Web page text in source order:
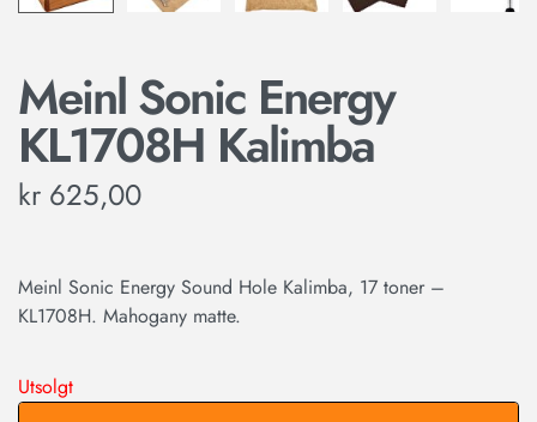
Meinl Sonic Energy
KL1708H Kalimba
kr 625,00
Meinl Sonic Energy Sound Hole Kalimba, 17 toner –
KL1708H. Mahogany matte.
Utsolgt